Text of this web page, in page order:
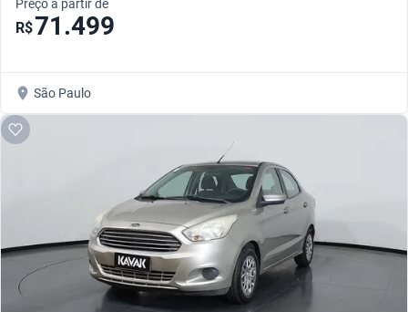
Preço a partir de
R$71.499
São Paulo